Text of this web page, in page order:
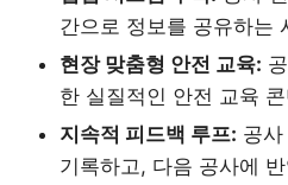
간으로 정보를 공유하는
현장 맞춤형 안전 교육:
한 실질적인 안전 교육
지속적 피드백 루프: 공
기록하고, 다음 공사에